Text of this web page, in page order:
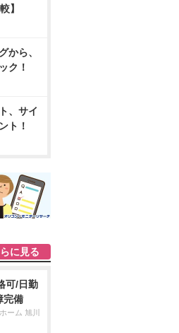
】
から、
ク！
、サイ
ト！
に見る
可/日勤
完備
ーム 旭川